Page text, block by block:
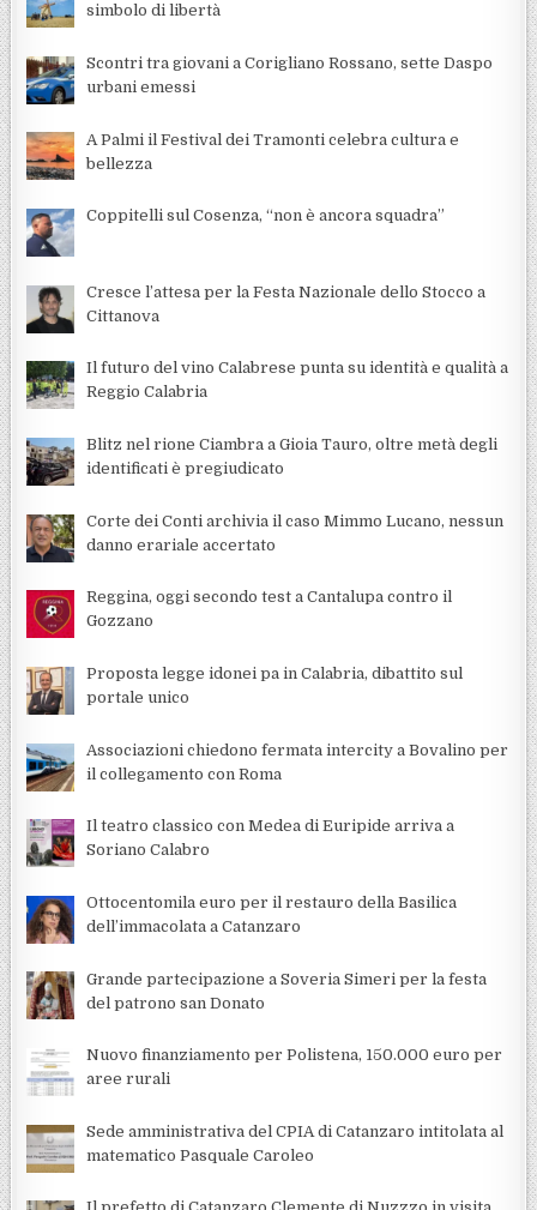
simbolo di libertà
Scontri tra giovani a Corigliano Rossano, sette Daspo
urbani emessi
A Palmi il Festival dei Tramonti celebra cultura e
bellezza
Coppitelli sul Cosenza, “non è ancora squadra”
Cresce l’attesa per la Festa Nazionale dello Stocco a
Cittanova
Il futuro del vino Calabrese punta su identità e qualità a
Reggio Calabria
Blitz nel rione Ciambra a Gioia Tauro, oltre metà degli
identificati è pregiudicato
Corte dei Conti archivia il caso Mimmo Lucano, nessun
danno erariale accertato
Reggina, oggi secondo test a Cantalupa contro il
Gozzano
Proposta legge idonei pa in Calabria, dibattito sul
portale unico
Associazioni chiedono fermata intercity a Bovalino per
il collegamento con Roma
Il teatro classico con Medea di Euripide arriva a
Soriano Calabro
Ottocentomila euro per il restauro della Basilica
dell’immacolata a Catanzaro
Grande partecipazione a Soveria Simeri per la festa
del patrono san Donato
Nuovo finanziamento per Polistena, 150.000 euro per
aree rurali
Sede amministrativa del CPIA di Catanzaro intitolata al
matematico Pasquale Caroleo